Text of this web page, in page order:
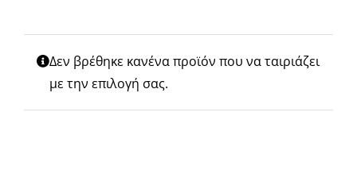
Επικοινωνία
Δεν βρέθηκε κανένα προϊόν που να ταιριάζει
με την επιλογή σας.